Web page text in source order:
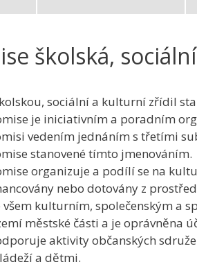
školská,
sociální a kulturní zřídil
je iniciativním a poradním
vedením jednáním s třetími
stanovené tímto jmenováním.
organizuje a podílí se na
nebo dotovány z
všem kulturním, společenským a
městské části a je oprávněna
aktivity občanských
a dětmi.